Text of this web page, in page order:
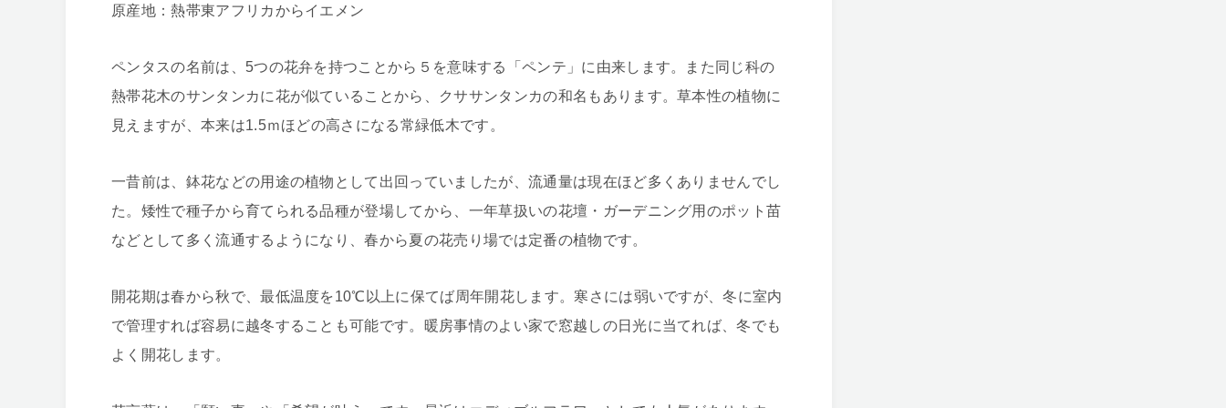
原産地：熱帯東アフリカからイエメン
ペンタスの名前は、5つの花弁を持つことから５を意味する「ペンテ」に由来します。また同じ科の
熱帯花木のサンタンカに花が似ていることから、クササンタンカの和名もあります。草本性の植物に
見えますが、本来は1.5ｍほどの高さになる常緑低木です。
一昔前は、鉢花などの用途の植物として出回っていましたが、流通量は現在ほど多くありませんでし
た。矮性で種子から育てられる品種が登場してから、一年草扱いの花壇・ガーデニング用のポット苗
などとして多く流通するようになり、春から夏の花売り場では定番の植物です。
開花期は春から秋で、最低温度を10℃以上に保てば周年開花します。寒さには弱いですが、冬に室内
で管理すれば容易に越冬することも可能です。暖房事情のよい家で窓越しの日光に当てれば、冬でも
よく開花します。